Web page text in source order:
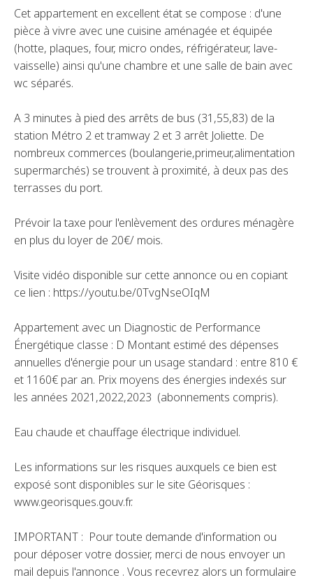
Cet appartement en excellent état se compose : d'une
pièce à vivre avec une cuisine aménagée et équipée
(hotte, plaques, four, micro ondes, réfrigérateur, lave-
vaisselle) ainsi qu'une chambre et une salle de bain avec
wc séparés.
A 3 minutes à pied des arrêts de bus (31,55,83) de la
station Métro 2 et tramway 2 et 3 arrêt Joliette. De
nombreux commerces (boulangerie,primeur,alimentation
supermarchés) se trouvent à proximité, à deux pas des
terrasses du port.
Prévoir la taxe pour l'enlèvement des ordures ménagère
en plus du loyer de 20€/ mois.
Visite vidéo disponible sur cette annonce ou en copiant
ce lien : https://youtu.be/0TvgNseOIqM
Appartement avec un Diagnostic de Performance
Énergétique classe : D Montant estimé des dépenses
annuelles d'énergie pour un usage standard : entre 810 €
et 1160€ par an. Prix moyens des énergies indexés sur
les années 2021,2022,2023 (abonnements compris).
Eau chaude et chauffage électrique individuel.
Les informations sur les risques auxquels ce bien est
exposé sont disponibles sur le site Géorisques :
www.georisques.gouv.fr.
IMPORTANT : Pour toute demande d'information ou
pour déposer votre dossier, merci de nous envoyer un
mail depuis l'annonce . Vous recevrez alors un formulaire